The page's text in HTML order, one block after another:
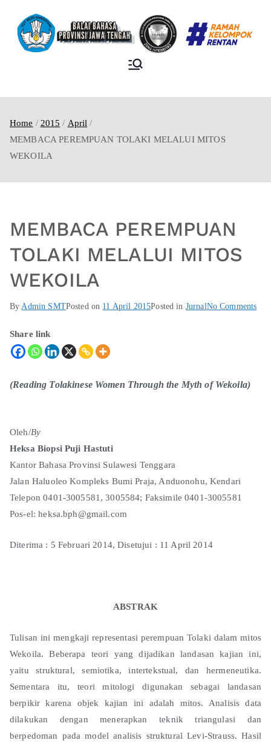
TENGAH
Home 2015
April
MEMBACA PEREMPUAN TOLAKI MELALUI MITOS
WEKOILA
MEMBACA PEREMPUAN
TOLAKI MELALUI MITOS
WEKOILA
By Admin SMTPosted on 11 April 2015Posted in JurnalNo Comments
Share link
(Reading Tolakinese Women Through the Myth of Wekoila)
Oleh/By
Heksa Biopsi Puji Hastuti
Kantor Bahasa Provinsi Sulawesi Tenggara
Jalan Haluoleo Kompleks Bumi Praja, Anduonohu, Kendari
Telepon 0401-3005581, 3005584; Faksimile 0401-3005581
Pos-el: heksa.bph@gmail.com
Diterima : 5 Februari 2014, Disetujui : 11 April 2014
ABSTRAK
Tulisan ini mengkaji representasi perempuan Tolaki dalam mitos
Wekoila. Beberapa teori yang dijadikan landasan kajian ini,
yaitu struktural, semiotika, intertekstual, dan hermeneutika.
Sementara itu, teori mitologi digunakan sebagai landasan
berpikir karena objek kajian ini adalah mitos. Analisis data
dilakukan dengan menerapkan teknik triangulasi dan
berpedoman pada model analisis struktural Levi-Strauss. Hasil